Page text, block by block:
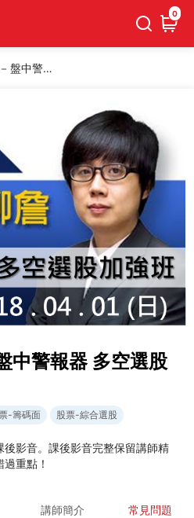
0
(台北) 無聊詹－盤中警報器 多空選股加強班
中警報器 多空選股
-籌碼面 股票-綜合選股
影音。課後影音完整保留講師精
重點！
講師簡介 常見問題